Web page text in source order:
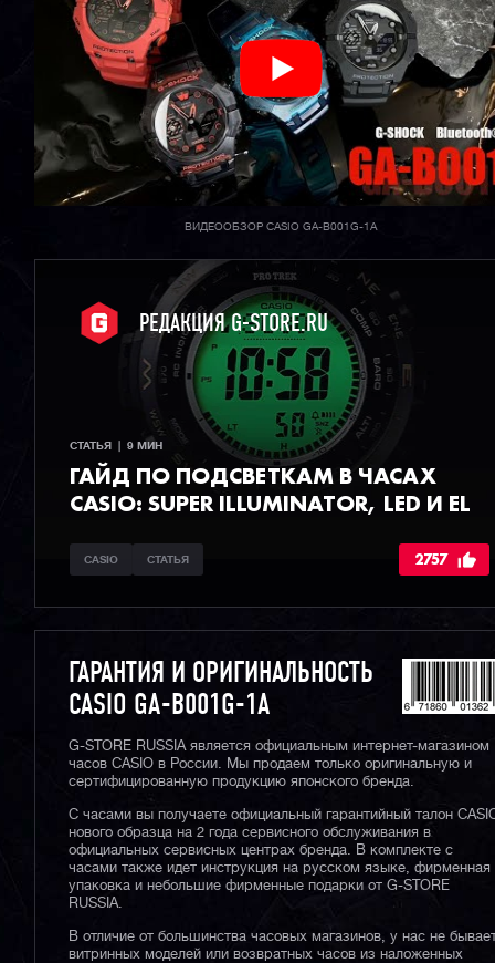
ВИДЕООБЗОР CASIO GA-B001G-1A
РЕДАКЦИЯ G-STORE.RU
СТАТЬЯ  |  9 МИН
ГАЙД ПО ПОДСВЕТКАМ В ЧАСАХ
CASIO: SUPER ILLUMINATOR, LED И EL
CASIO СТАТЬЯ 2757
ГАРАНТИЯ И ОРИГИНАЛЬНОСТЬ
CASIO GA-B001G-1A
G-STORE RUSSIA является официальным интернет-магазином
часов CASIO в России. Мы продаем только оригинальную и
сертифицированную продукцию японского бренда.
С часами вы получаете официальный гарантийный талон
нового образца на 2 года сервисного обслуживания в
официальных сервисных центрах бренда. В комплекте с
часами также идет инструкция на русском языке, фирменная
упаковка и небольшие фирменные подарки от G-STORE
RUSSIA.
В отличие от большинства часовых магазинов, у нас не
витринных моделей или возвратных часов из наложенных